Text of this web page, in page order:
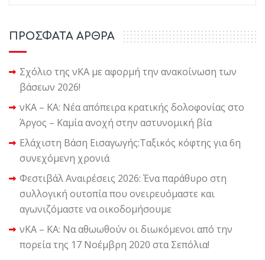
ΠΡΟΣΦΑΤΑ ΑΡΘΡΑ
Σχόλιο της νΚΑ με αφορμή την ανακοίνωση των
βάσεων 2026!
νΚΑ – ΚΑ: Νέα απόπειρα κρατικής δολοφονίας στο
Άργος – Καμία ανοχή στην αστυνομική βία
Ελάχιστη Βάση Εισαγωγής:Ταξικός κόφτης για 6η
συνεχόμενη χρονιά
Φεστιβάλ Αναιρέσεις 2026: Ένα παράθυρο στη
συλλογική ουτοπία που ονειρευόμαστε και
αγωνιζόμαστε να οικοδομήσουμε
νΚΑ – ΚΑ: Να αθωωθούν οι διωκόμενοι από την
πορεία της 17 Νοέμβρη 2020 στα Σεπόλια!